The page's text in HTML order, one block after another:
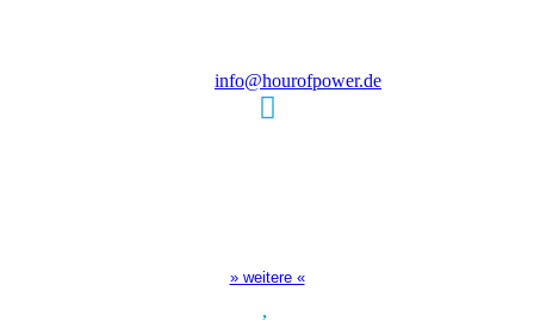
info@hourofpower.de
» weitere «